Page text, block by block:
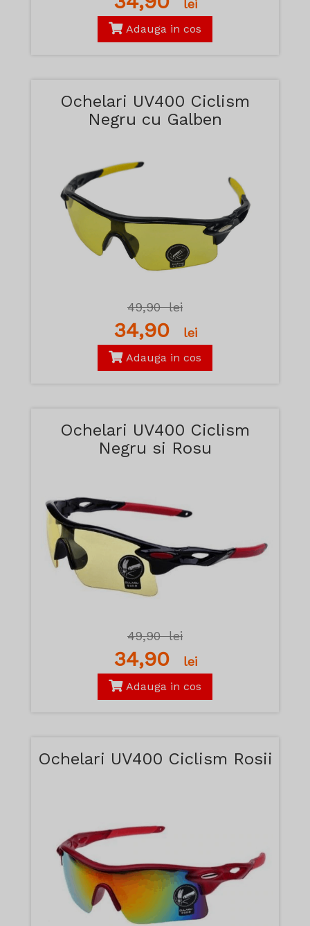
lei
Adauga in cos
Ochelari UV400 Ciclism
Negru cu Galben
49,90lei
34,90 lei
Adauga in cos
Ochelari UV400 Ciclism
Negru si Rosu
49,90lei
34,90 lei
Adauga in cos
Ochelari UV400 Ciclism Rosii